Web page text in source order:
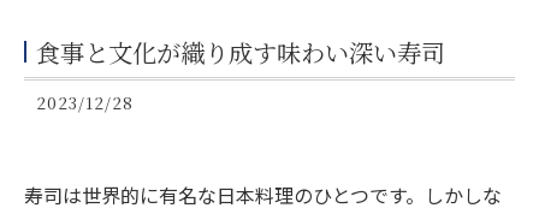
食事と文化が織り成す味わい深い寿司
2023/12/28
寿司は世界的に有名な日本料理のひとつです。しかしな